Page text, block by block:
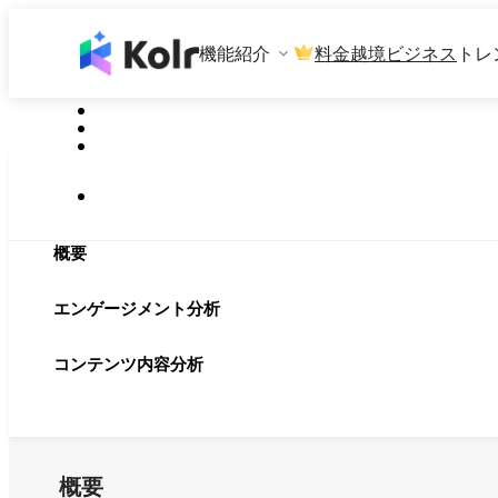
機能紹介 料金越境ビジネス ト
概要
エンゲージメント分析
コンテンツ内容分析
概要